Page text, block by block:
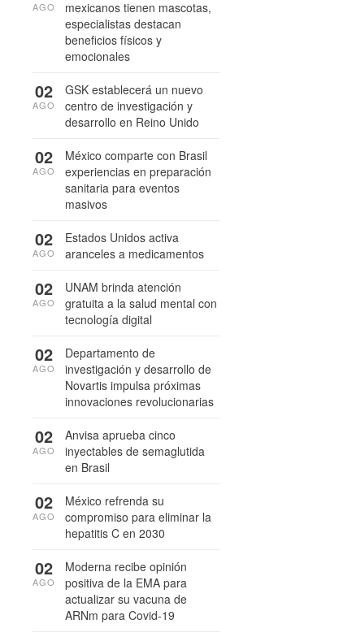
mexicanos tienen mascotas,
especialistas destacan
beneficios físicos y
emocionales
AGO
GSK establecerá un nuevo
centro de investigación y
desarrollo en Reino Unido
02
AGO
México comparte con Brasil
experiencias en preparación
sanitaria para eventos
masivos
02
AGO
Estados Unidos activa
aranceles a medicamentos
02
AGO
UNAM brinda atención
gratuita a la salud mental con
tecnología digital
02
AGO
Departamento de
investigación y desarrollo de
Novartis impulsa próximas
innovaciones revolucionarias
02
AGO
Anvisa aprueba cinco
inyectables de semaglutida
en Brasil
02
AGO
México refrenda su
compromiso para eliminar la
hepatitis C en 2030
02
AGO
Moderna recibe opinión
positiva de la EMA para
actualizar su vacuna de
ARNm para Covid-19
02
AGO